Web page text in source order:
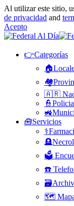
Al utilizar este sitio,
de privacidad and
Acepto
👉Categorías
🇦🇷
🧰Servicios
🗳️
☎️
🗺️ Mapa